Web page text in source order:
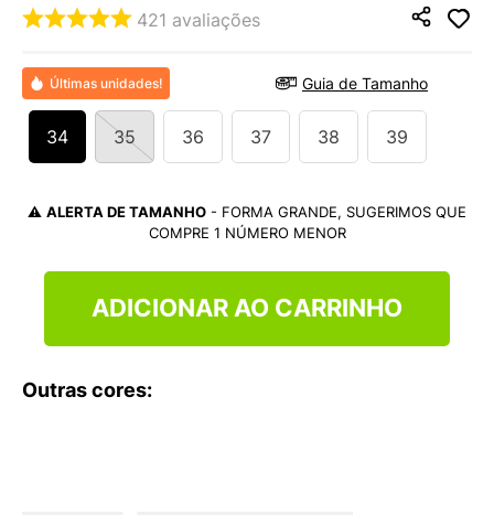
421 avaliações
Últimas unidades! Guia de Tamanho
34 35 36 37 38 39
⚠️ ALERTA DE TAMANHO - FORMA GRANDE, SUGERIMOS QUE
COMPRE 1 NÚMERO MENOR
ADICIONAR AO CARRINHO
Outras cores:
8º
VANS TÊNIS VANS ULTRARANGE
10º VEJA COUNTRY